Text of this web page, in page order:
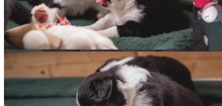
14|06|2019 – Neu­es aus dem Welpenzimmer
14|06|2019 – Neu­es aus dem Welpenzimmer